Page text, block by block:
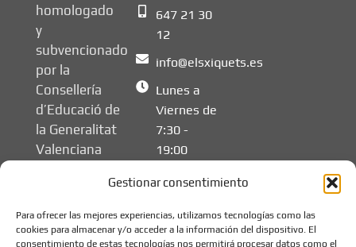
Gestionar consentimiento
Para ofrecer las mejores experiencias, utilizamos tecnologías como las
cookies para almacenar y/o acceder a la información del dispositivo. El
consentimiento de estas tecnologías nos permitirá procesar datos como el
homologado
y
subvencionado
por la
Consellería
d’Educació de
la Generalitat
Valenciana
647 21 30
12
info@elsxiquets.es
Lunes a
Viernes de
7:30 -
19:00